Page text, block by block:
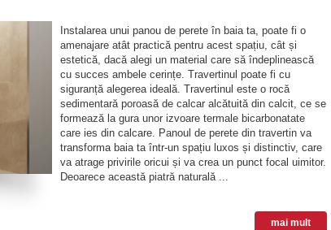
Instalarea unui panou de perete în baia ta, poate fi o
amenajare atât practică pentru acest spațiu, cât și
estetică, dacă alegi un material care să îndeplinească
cu succes ambele cerințe. Travertinul poate fi cu
siguranță alegerea ideală. Travertinul este o rocă
sedimentară poroasă de calcar alcătuită din calcit, ce se
formează la gura unor izvoare termale bicarbonatate
care ies din calcare. Panoul de perete din travertin va
transforma baia ta într-un spațiu luxos și distinctiv, care
va atrage privirile oricui și va crea un punct focal uimitor.
Deoarece această piatră naturală ...
mai mult